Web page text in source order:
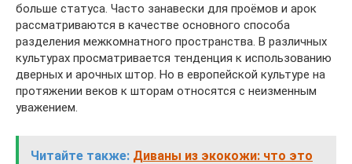
больше статуса. Часто занавески для проёмов и арок
рассматриваются в качестве основного способа
разделения межкомнатного пространства. В различных
культурах просматривается тенденция к использованию
дверных и арочных штор. Но в европейской культуре на
протяжении веков к шторам относятся с неизменным
уважением.
Читайте также: Диваны из экокожи: что это